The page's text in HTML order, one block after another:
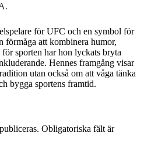
för UFC och en symbol för
förmåga att kombinera humor,
sporten har hon lyckats bryta
Hennes framgång visar
utan också om att våga tänka
bygga sportens framtid.
Obligatoriska fält är